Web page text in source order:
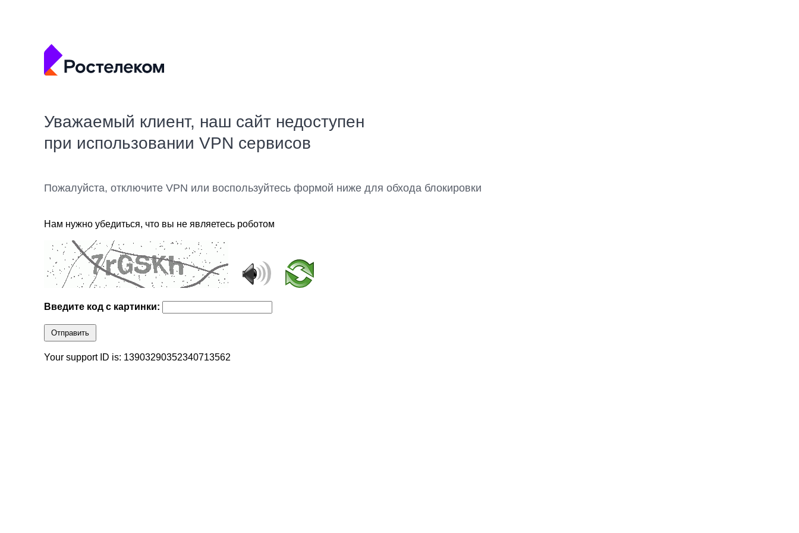
Уважаемый клиент, наш сайт недоступен
при использовании VPN сервисов
Пожалуйста, отключите VPN или воспользуйтесь формой ниже для обхода блокировки
Нам нужно убедиться, что вы не являетесь роботом
Введите код с картинки:
Отправить
Your support ID is: 13903290352340713562